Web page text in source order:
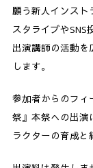
願う新人インスト
スタライブやSNS
出演講師の活動を
します。
参加者からのフィ
祭』本祭への出演
ラクターの育成と